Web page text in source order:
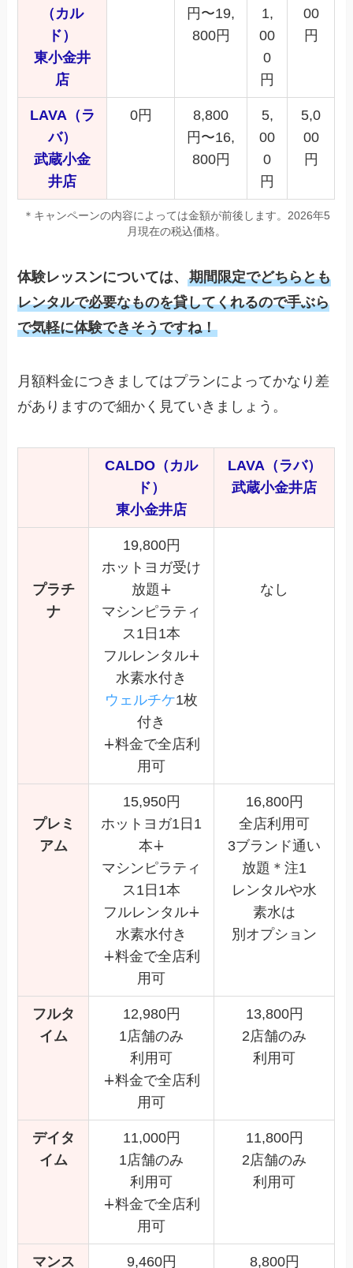
（カル
ド）
東小金井
店
円〜19,
800円
1,
00
0
円
00
円
LAVA（ラ
バ）
武蔵小金
井店
0円
8,800
円〜16,
800円
5,
00
0
円
5,0
00
円
＊キャンペーンの内容によっては金額が前後します。2026年5
月現在の税込価格。
体験レッスンについては、期間限定でどちらとも
レンタルで必要なものを貸してくれるので手ぶら
で気軽に体験できそうですね！
月額料金につきましてはプランによってかなり差
がありますので細かく見ていきましょう。
CALDO（カル
ド）
東小金井店
LAVA（ラバ）
武蔵小金井店
プラチ
ナ
19,800円
ホットヨガ受け
放題∔
マシンピラティ
ス1日1本
フルレンタル∔
水素水付き
ウェルチケ1枚
付き
∔料金で全店利
用可
なし
プレミ
アム
15,950円
ホットヨガ1日1
本∔
マシンピラティ
ス1日1本
フルレンタル∔
水素水付き
∔料金で全店利
用可
16,800円
全店利用可
3ブランド通い
放題＊注1
レンタルや水
素水は
別オプション
フルタ
イム
12,980円
1店舗のみ
利用可
∔料金で全店利
用可
13,800円
2店舗のみ
利用可
デイタ
イム
11,000円
1店舗のみ
利用可
∔料金で全店利
用可
11,800円
2店舗のみ
利用可
マンス 9,460円 8,800円